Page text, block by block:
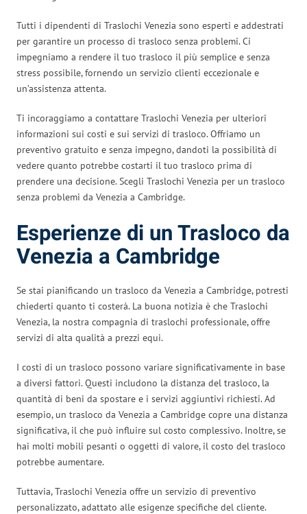
Tutti i dipendenti di Traslochi Venezia sono esperti e addestrati
per garantire un processo di trasloco senza problemi. Ci
impegniamo a rendere il tuo trasloco il più semplice e senza
stress possibile, fornendo un servizio clienti eccezionale e
un’assistenza attenta.
Ti incoraggiamo a contattare Traslochi Venezia per ulteriori
informazioni sui costi e sui servizi di trasloco. Offriamo un
preventivo gratuito e senza impegno, dandoti la possibilità di
vedere quanto potrebbe costarti il tuo trasloco prima di
prendere una decisione. Scegli Traslochi Venezia per un trasloco
senza problemi da Venezia a Cambridge.
Esperienze di un Trasloco da
Venezia a Cambridge
Se stai pianificando un trasloco da Venezia a Cambridge, potresti
chiederti quanto ti costerà. La buona notizia è che Traslochi
Venezia, la nostra compagnia di traslochi professionale, offre
servizi di alta qualità a prezzi equi.
I costi di un trasloco possono variare significativamente in base
a diversi fattori. Questi includono la distanza del trasloco, la
quantità di beni da spostare e i servizi aggiuntivi richiesti. Ad
esempio, un trasloco da Venezia a Cambridge copre una distanza
significativa, il che può influire sul costo complessivo. Inoltre, se
hai molti mobili pesanti o oggetti di valore, il costo del trasloco
potrebbe aumentare.
Tuttavia, Traslochi Venezia offre un servizio di preventivo
personalizzato, adattato alle esigenze specifiche del cliente.